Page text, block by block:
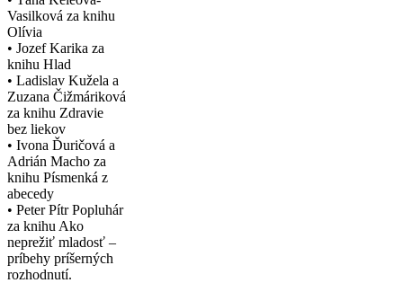
Vasilková za knihu
Olívia
• Jozef Karika za
knihu Hlad
• Ladislav Kužela a
Zuzana Čižmáriková
za knihu Zdravie
bez liekov
• Ivona Ďuričová a
Adrián Macho za
knihu Písmenká z
abecedy
• Peter Pítr Popluhár
za knihu Ako
neprežiť mladosť –
príbehy príšerných
rozhodnutí.